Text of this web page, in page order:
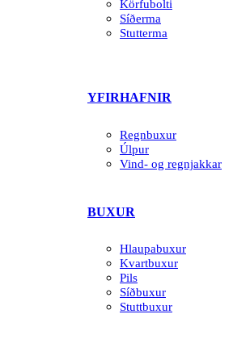
Körfubolti
Síðerma
Stutterma
YFIRHAFNIR
Regnbuxur
Úlpur
Vind- og regnjakkar
BUXUR
Hlaupabuxur
Kvartbuxur
Pils
Síðbuxur
Stuttbuxur